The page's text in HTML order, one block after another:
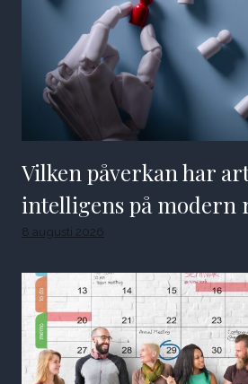
Vilken påverkan har
intelligens på
8 augusti 2026